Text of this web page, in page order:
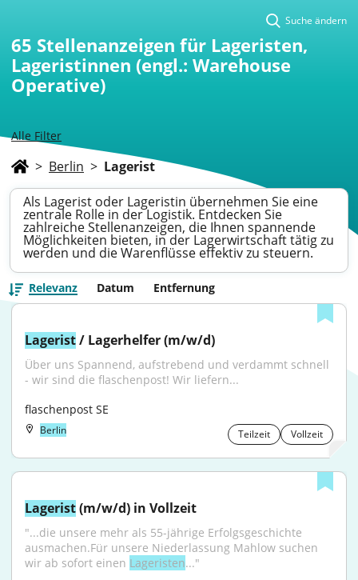
Alle Filter
Suche ändern
65 Stellenanzeigen für Lageristen,
Lageristinnen (engl.: Warehouse
Operative)
> Berlin > Lagerist
Als Lagerist oder Lageristin übernehmen Sie eine
zentrale Rolle in der Logistik. Entdecken Sie
zahlreiche Stellenanzeigen, die Ihnen spannende
Möglichkeiten bieten, in der Lagerwirtschaft tätig zu
werden und die Warenflüsse effektiv zu steuern.
Relevanz Datum Entfernung
Lagerist / Lagerhelfer (m/w/d)
Über uns Spannend, aufstrebend und verdammt schnell
- wir sind die flaschenpost! Wir liefern...
flaschenpost SE
Berlin Teilzeit Vollzeit
Lagerist (m/w/d) in Vollzeit
"...die unsere mehr als 55-jährige Erfolgsgeschichte
ausmachen.Für unsere Niederlassung Mahlow suchen
wir ab sofort einen Lageristen..."